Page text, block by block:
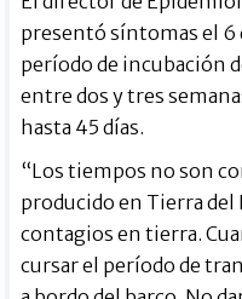
presentó síntomas el 6
período de incubación
entre dos y tres
hasta 45 días.
“Los tiempos no son
producido en Tierra
contagios en tierra.
cursar el período de